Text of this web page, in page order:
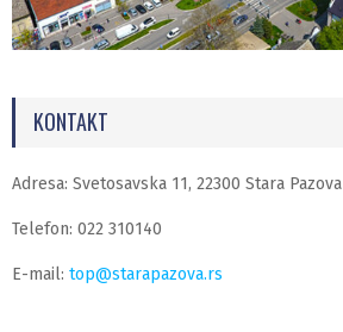
KONTAKT
Adresa: Svetosavska 11, 22300 Stara Pazova
Telefon: 022 310140
E-mail: top@starapazova.rs